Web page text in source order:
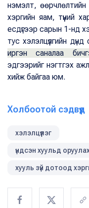
нэмэлт, өөрчлөлтийн
хэргийн яам, түүний
есдүгээр сарын 1-нд
тус хэлэлцүүлгийн
иргэн саналаа
эдгээрийг нэгтгэх
хийж байгаа юм.
Холбоотой сэдвүүд
хэлэлцүүлэг
үндсэн хуульд
хууль зүй дотоод